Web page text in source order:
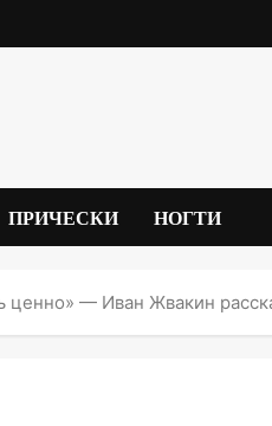
ПРИЧЕСКИ НОГТИ
ценно» — Иван Жвакин